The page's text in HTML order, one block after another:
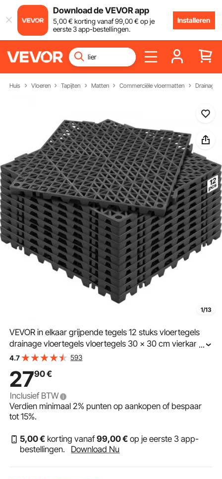
Download de VEVOR app
5,00€ korting vanaf99,00€ op je
eerste 3 app-bestellingen.
Installeren
Huis Vloeren Tapijten Matten Commerciële vloermatten
1/13
VEVOR in elkaar grijpende tegels 12 stuks vloertegels
drainage vloertegels vloertegels 30 x 30 cm vierkante
vloertegels voor buiten terras pvc vloertegels
...
4.7 593
2790€
Inclusief BTW
Verdien minimaal2% punten op aankopen of bespaar
tot15%.
5,00€ korting vanaf99,00€ op je eerste 3 app-
bestellingen.
Download Nu